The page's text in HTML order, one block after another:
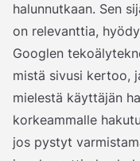
halunnutkaan. Sen
on relevanttia,
Googlen
mistä sivusi kertoo,
mielestä käyttäjän
korkeammalle
jos pystyt